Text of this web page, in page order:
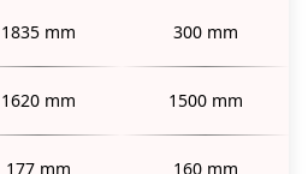
1835 mm 300 mm
1620 mm 1500 mm
177 mm 160 mm